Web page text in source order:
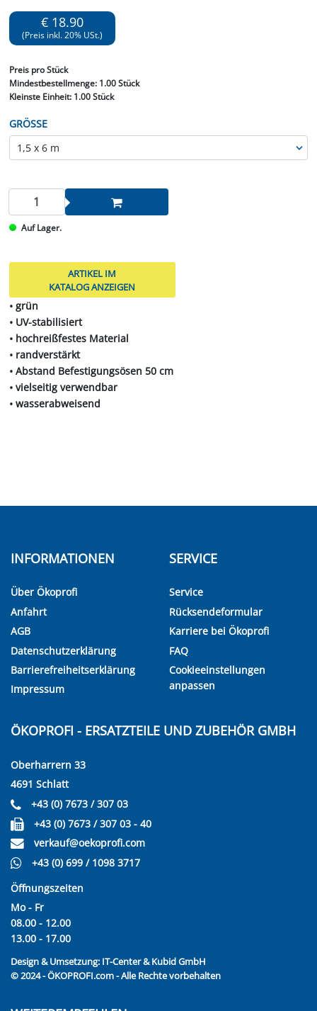
€ 18.90
(Preis inkl. 20% USt.)
Preis pro Stück
Mindestbestellmenge: 1.00 Stück
Kleinste Einheit:1.00 Stück
GRÖSSE
Auf Lager.
ARTIKEL IM
KATALOG ANZEIGEN
• grün
• UV-stabilisiert
• hochreißfestes Material
• randverstärkt
• Abstand Befestigungsösen 50 cm
• vielseitig verwendbar
• wasserabweisend
INFORMATIONEN
Über Ökoprofi
Anfahrt
AGB
Datenschutzerklärung
Barrierefreiheitserklärung
Impressum
SERVICE
Service
Rücksendeformular
Karriere bei Ökoprofi
FAQ
Cookieeinstellungen
anpassen
ÖKOPROFI - ERSATZTEILE UND ZUBEHÖR GMBH
Oberharrern 33
4691 Schlatt
+43 (0) 7673 / 307 03
+43 (0) 7673 / 307 03 - 40
verkauf@oekoprofi.com
+43 (0) 699 / 1098 3717
Öffnungszeiten
Mo - Fr
08.00 - 12.00
13.00 - 17.00
Design & Umsetzung: IT-Center & Kubid GmbH
© 2024 - ÖKOPROFI.com - Alle Rechte vorbehalten